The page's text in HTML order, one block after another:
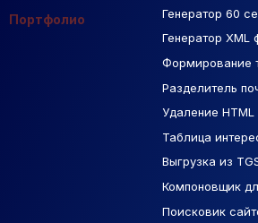
Портфолио
Генератор 60
Генератор XML
Формирование
Разделитель
Удаление HTML
Таблица
Выгрузка из
Компоновщик
Поисковик
База Яндекс
РСЯ площадки